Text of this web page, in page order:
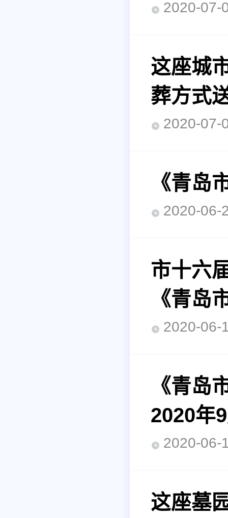
2020-
这座城
葬方式
2020-
《青岛
2020-
市十六
《青岛
2020-
《青岛
2020年
2020-
这座墓